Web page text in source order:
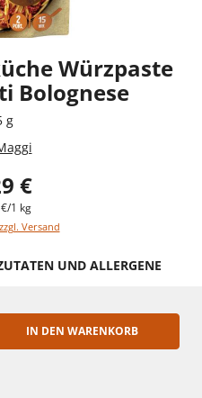
Würzpaste
Bolognese
g
€
1 kg
Versand
UND ALLERGENE
IN DEN WARENKORB